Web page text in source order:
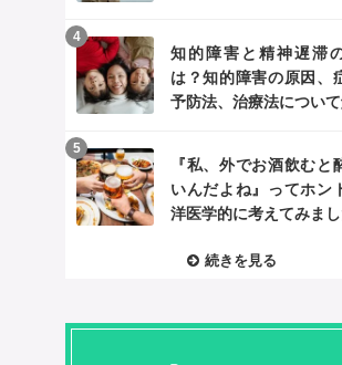
知的障害と精神遅滞
は？知的障害の原因、
予防法、治療法につい
4
『私、外でお酒飲むと
いんだよね』ってホン
洋医学的に考えてみまし
5
続きを見る